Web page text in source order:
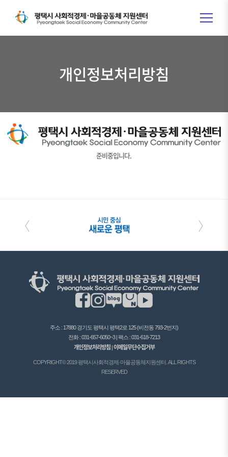
개인정보처리방침
준비중입니다.
〈 〉
개인정보처리방침|이메일무단수집거부
COPYRIGHT© 2019 평택시사회적경제·마을공동체지원센터. ALL RIGHTS
RESERVED
주소 : 17880 경기도 평택시 평택2로 125 (비전동 793-2번지)
전화 : 031-657-6050~3 | 팩스 : 031-618-7213